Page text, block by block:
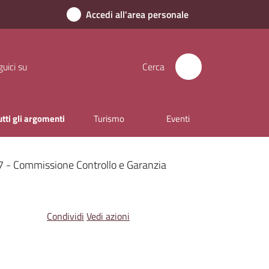
Accedi all'area personale
su Cerca
gli argomenti Turismo Eventi
- Commissione Controllo e Garanzia
Condividi Vedi azioni